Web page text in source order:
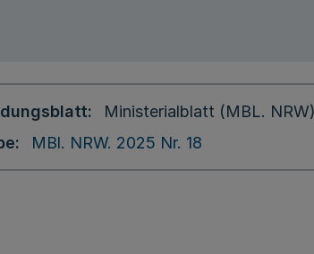
Ministerialblatt (MBL. NRW)
MBl. NRW. 2025 Nr. 18